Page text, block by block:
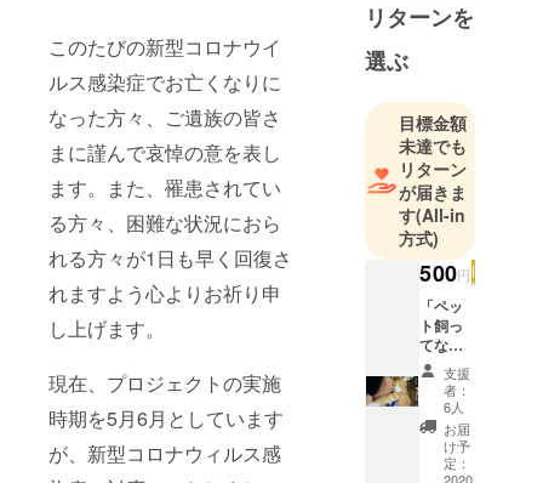
このたびの新型コロナウイ
ルス感染症でお亡くなりに
なった方々、ご遺族の皆さ
まに謹んで哀悼の意を表し
ます。また、罹患されてい
る方々、困難な状況におら
れる方々が1日も早く回復さ
れますよう心よりお祈り申
し上げます。
現在、プロジェクトの実施
時期を5月6月としています
が、新型コロナウィルス感
contest
2018-2019
movie部門
silver prize受
第８回あだ
ワンでグラ
ンプリ受賞
NPOあだち
動物共生
ネットワー
クでボラン
ティア中
リターンを
選ぶ
目標金額
未達でも
リターン
が届きま
す(All-in
方式)
500円
「ペッ
ト飼っ
てない
けど活
動に興
味あり
ま
す！」
・お礼
支援
者：
6人
お届
け予
定：